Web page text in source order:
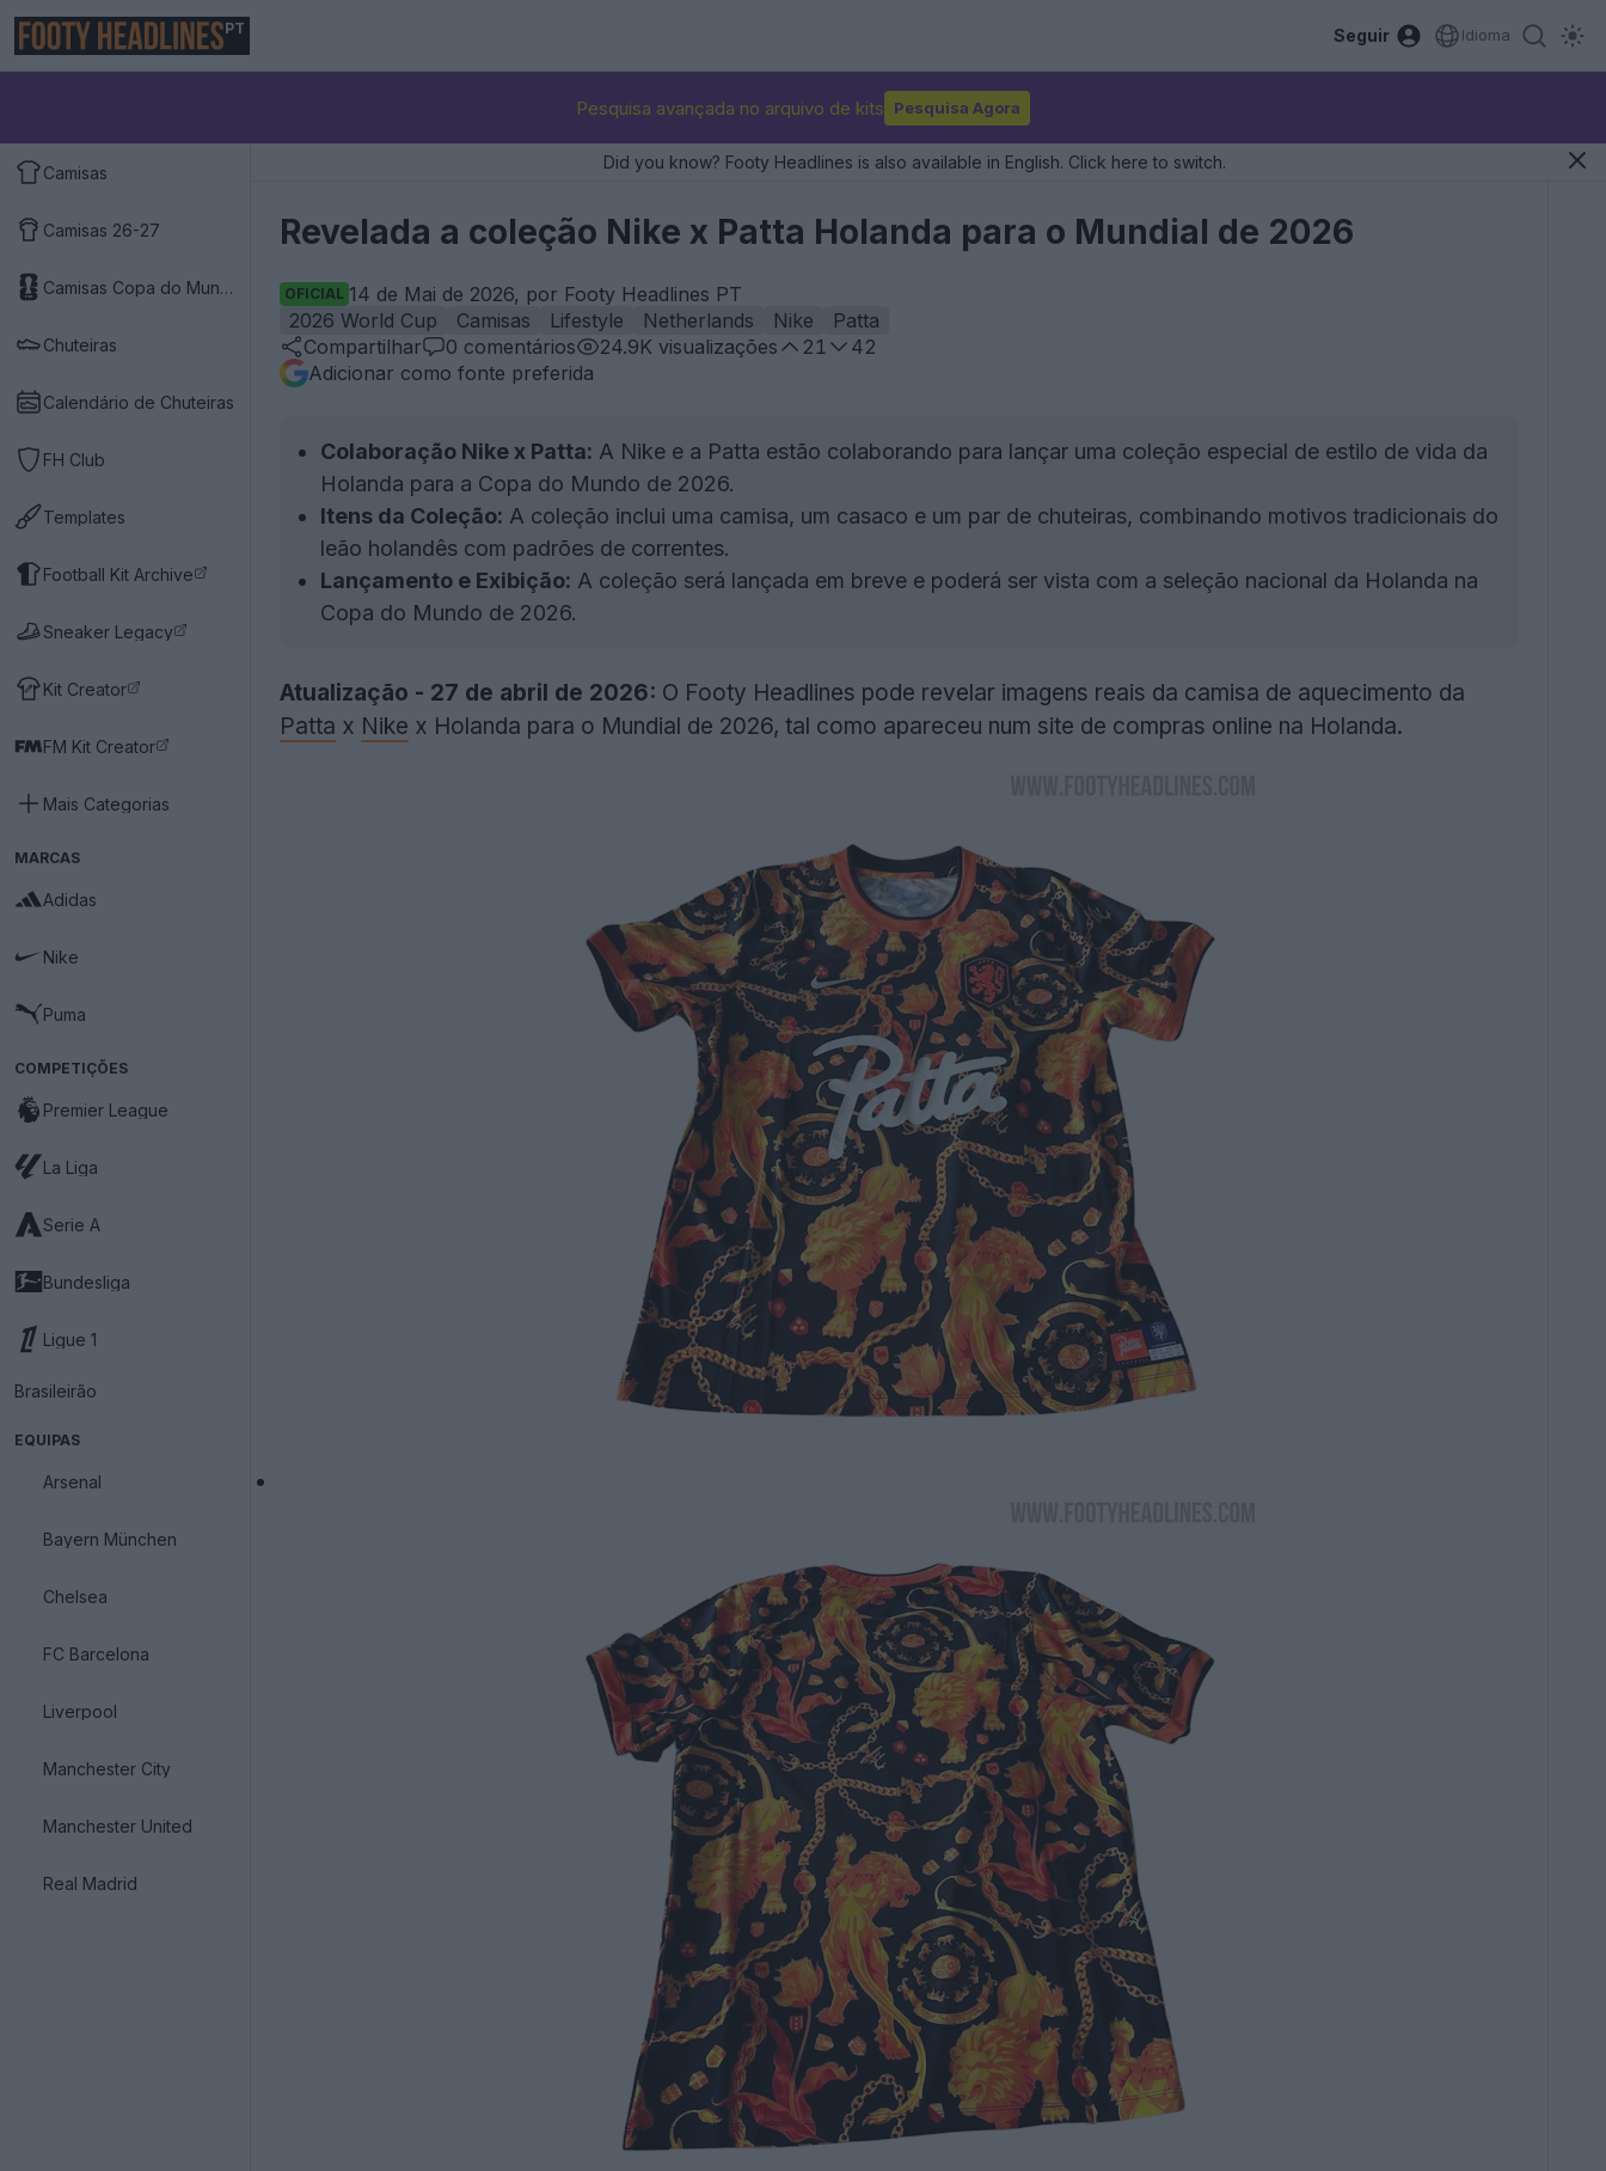
PT Seguir Idioma
Pesquisa avançada no arquivo de kits Pesquisa Agora
Camisas
Camisas 26-27
Camisas Copa do Mundo 2026
Chuteiras
Calendário de Chuteiras
FH Club
Templates
Football Kit Archive
Sneaker Legacy
Kit Creator
FM Kit Creator
Mais Categorias
MARCAS
Adidas
Nike
Puma
COMPETIÇÕES
Premier League
La Liga
Serie A
Bundesliga
Ligue 1
Brasileirão
EQUIPAS
Arsenal
Bayern München
Chelsea
FC Barcelona
Liverpool
Manchester City
Manchester United
Real Madrid
Did you know? Footy Headlines is also available in English. Click here to switch.
Revelada a coleção Nike x Patta Holanda para o Mundial de 2026
OFICIAL 14 de Mai de 2026, por Footy Headlines PT
2026 World Cup
Camisas Lifestyle Netherlands Nike
Patta
Compartilhar
0 comentários 24.9K visualizações 21
42
Adicionar como fonte preferida
Colaboração Nike x Patta: A Nike e a Patta estão colaborando para lançar uma coleção especial de estilo de vida da
Holanda para a Copa do Mundo de 2026.
Itens da Coleção: A coleção inclui uma camisa, um casaco e um par de chuteiras, combinando motivos tradicionais do
leão holandês com padrões de correntes.
Lançamento e Exibição: A coleção será lançada em breve e poderá ser vista com a seleção nacional da Holanda na
Copa do Mundo de 2026.
Atualização - 27 de abril de 2026: O Footy Headlines pode revelar imagens reais da camisa de aquecimento da
Patta x Nike x Holanda para o Mundial de 2026, tal como apareceu num site de compras online na Holanda.